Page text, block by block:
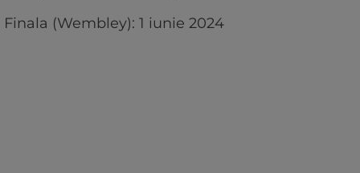
Finala (Wembley): 1 iunie 2024